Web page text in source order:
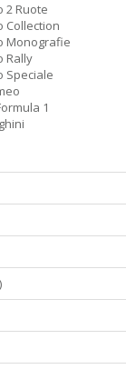
2 Ruote
Collection
Monografie
Rally
Speciale
1